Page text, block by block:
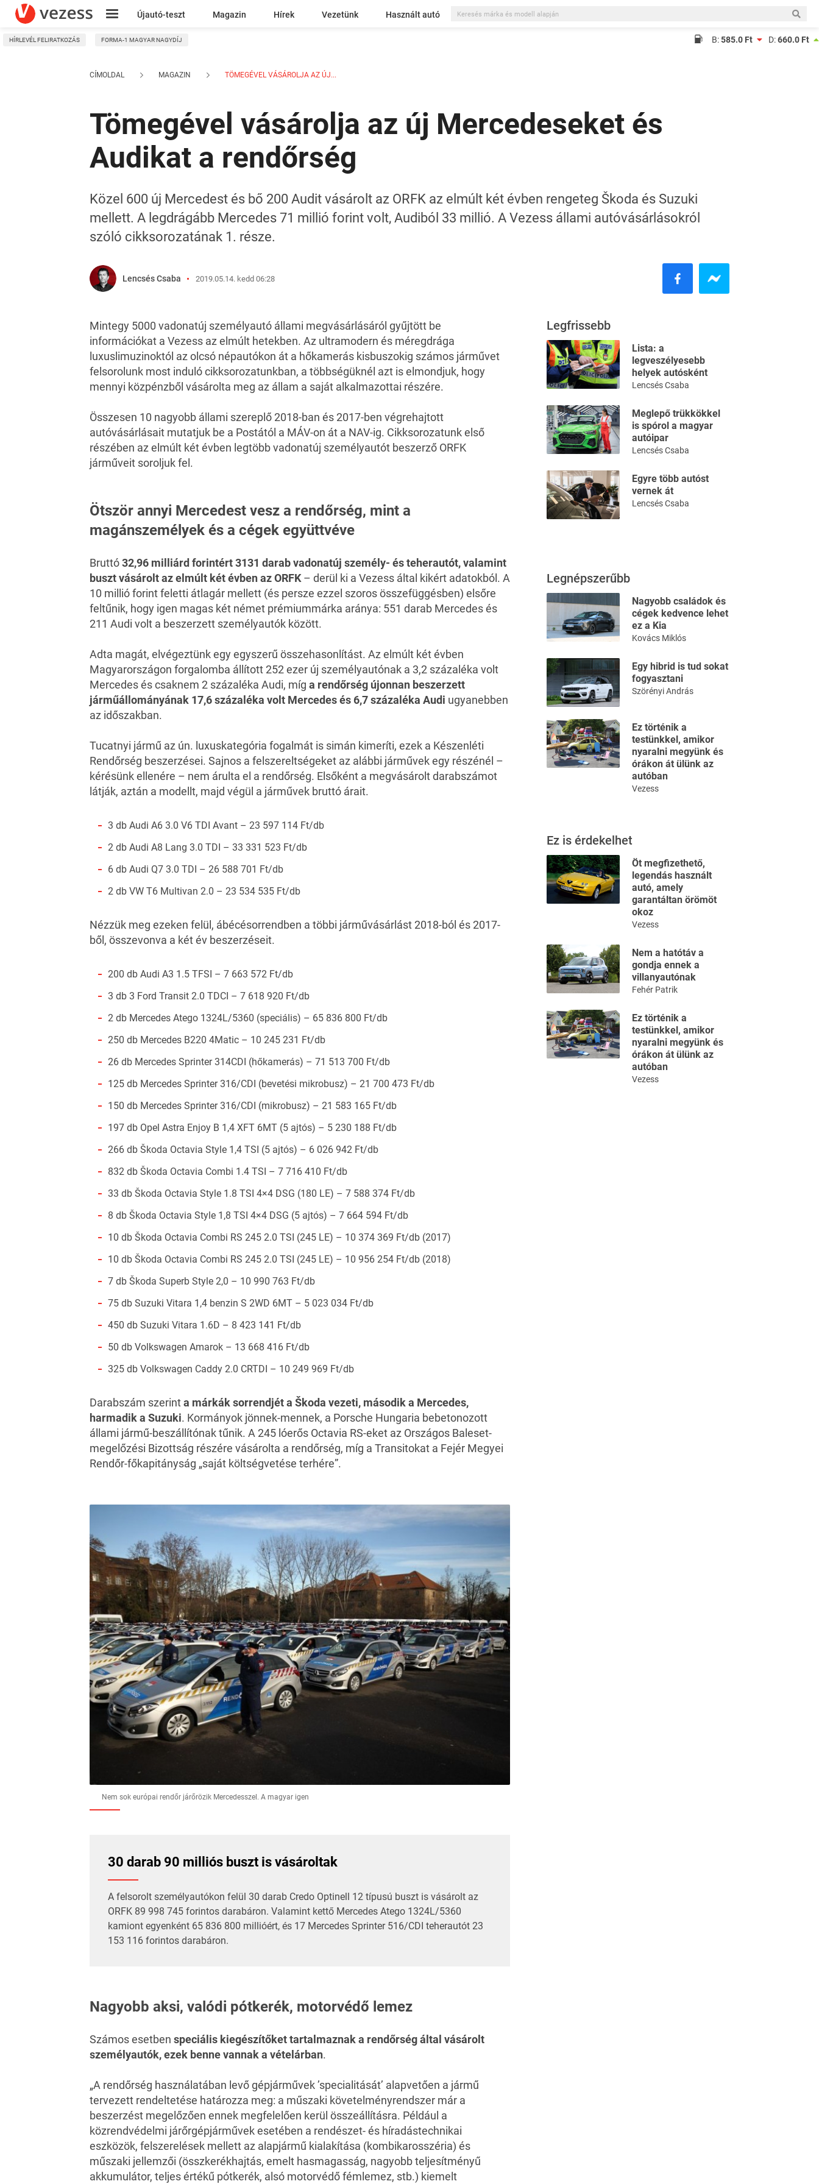
Újautó-teszt Magazin Hírek Vezetünk Használt autó
Kresz
HÍRLEVÉL FELIRATKOZÁS FORMA-1 MAGYAR NAGYDÍJ B:585.0 Ft D:660.0 Ft
CÍMOLDAL MAGAZIN TÖMEGÉVEL VÁSÁROLJA AZ ÚJ...
Tömegével vásárolja az új Mercedeseket és
Audikat a rendőrség
Közel 600 új Mercedest és bő 200 Audit vásárolt az ORFK az elmúlt két évben rengeteg Škoda és Suzuki
mellett. A legdrágább Mercedes 71 millió forint volt, Audiból 33 millió. A Vezess állami autóvásárlásokról
szóló cikksorozatának 1. része.
Lencsés Csaba 2019.05.14. kedd 06:28
Mintegy 5000 vadonatúj személyautó állami megvásárlásáról gyűjtött be
információkat a Vezess az elmúlt hetekben. Az ultramodern és méregdrága
luxuslimuzinoktól az olcsó népautókon át a hőkamerás kisbuszokig számos járművet
felsorolunk most induló cikksorozatunkban, a többségüknél azt is elmondjuk, hogy
mennyi közpénzből vásárolta meg az állam a saját alkalmazottai részére.
Összesen 10 nagyobb állami szereplő 2018-ban és 2017-ben végrehajtott
autóvásárlásait mutatjuk be a Postától a MÁV-on át a NAV-ig. Cikksorozatunk első
részében az elmúlt két évben legtöbb vadonatúj személyautót beszerző ORFK
járműveit soroljuk fel.
Ötször annyi Mercedest vesz a rendőrség, mint a
magánszemélyek és a cégek együttvéve
Bruttó32,96 milliárd forintért 3131 darab vadonatúj személy- és teherautót, valamint
buszt vásárolt az elmúlt két évben az ORFK – derül ki a Vezess által kikért adatokból. A
10 millió forint feletti átlagár mellett (és persze ezzel szoros összefüggésben) elsőre
feltűnik, hogy igen magas két német prémiummárka aránya: 551 darab Mercedes és
211 Audi volt a beszerzett személyautók között.
Adta magát, elvégeztünk egy egyszerű összehasonlítást. Az elmúlt két évben
Magyarországon forgalomba állított 252 ezer új személyautónak a 3,2 százaléka volt
Mercedes és csaknem 2 százaléka Audi, míg a rendőrség újonnan beszerzett
járműállományának 17,6 százaléka volt Mercedes és 6,7 százaléka Audi ugyanebben
az időszakban.
Tucatnyi jármű az ún. luxuskategória fogalmát is simán kimeríti, ezek a Készenléti
Rendőrség beszerzései. Sajnos a felszereltségeket az alábbi járművek egy részénél –
kérésünk ellenére – nem árulta el a rendőrség. Elsőként a megvásárolt darabszámot
látják, aztán a modellt, majd végül a járművek bruttó árait.
3 db Audi A6 3.0 V6 TDI Avant – 23 597 114 Ft/db
2 db Audi A8 Lang 3.0 TDI – 33 331 523 Ft/db
6 db Audi Q7 3.0 TDI – 26 588 701 Ft/db
2 db VW T6 Multivan 2.0 – 23 534 535 Ft/db
Nézzük meg ezeken felül, ábécésorrendben a többi járművásárlást 2018-ból és 2017-
ből, összevonva a két év beszerzéseit.
200 db Audi A3 1.5 TFSI – 7 663 572 Ft/db
3 db 3 Ford Transit 2.0 TDCI – 7 618 920 Ft/db
2 db Mercedes Atego 1324L/5360 (speciális) – 65 836 800 Ft/db
250 db Mercedes B220 4Matic – 10 245 231 Ft/db
26 db Mercedes Sprinter 314CDI (hőkamerás) – 71 513 700 Ft/db
125 db Mercedes Sprinter 316/CDI (bevetési mikrobusz) – 21 700 473 Ft/db
150 db Mercedes Sprinter 316/CDI (mikrobusz) – 21 583 165 Ft/db
197 db Opel Astra Enjoy B 1,4 XFT 6MT (5 ajtós) – 5 230 188 Ft/db
266 db Škoda Octavia Style 1,4 TSI (5 ajtós) – 6 026 942 Ft/db
832 db Škoda Octavia Combi 1.4 TSI – 7 716 410 Ft/db
33 db Škoda Octavia Style 1.8 TSI 4×4 DSG (180 LE) – 7 588 374 Ft/db
8 db Škoda Octavia Style 1,8 TSI 4×4 DSG (5 ajtós) – 7 664 594 Ft/db
10 db Škoda Octavia Combi RS 245 2.0 TSI (245 LE) – 10 374 369 Ft/db (2017)
10 db Škoda Octavia Combi RS 245 2.0 TSI (245 LE) – 10 956 254 Ft/db (2018)
7 db Škoda Superb Style 2,0 – 10 990 763 Ft/db
75 db Suzuki Vitara 1,4 benzin S 2WD 6MT – 5 023 034 Ft/db
450 db Suzuki Vitara 1.6D – 8 423 141 Ft/db
50 db Volkswagen Amarok – 13 668 416 Ft/db
325 db Volkswagen Caddy 2.0 CRTDI – 10 249 969 Ft/db
Darabszám szerinta márkák sorrendjét a Škoda vezeti, második a Mercedes,
harmadik a Suzuki. Kormányok jönnek-mennek, a Porsche Hungaria bebetonozott
állami jármű-beszállítónak tűnik. A 245 lóerős Octavia RS-eket az Országos Baleset-
megelőzési Bizottság részére vásárolta a rendőrség, míg a Transitokat a Fejér Megyei
Rendőr-főkapitányság „saját költségvetése terhére”.
Nem sok európai rendőr járőrözik Mercedesszel. A magyar igen
30 darab 90 milliós buszt is vásároltak
A felsorolt személyautókon felül 30 darab Credo Optinell 12 típusú buszt is vásárolt az
ORFK 89 998 745 forintos darabáron. Valamint kettő Mercedes Atego 1324L/5360
kamiont egyenként 65 836 800 millióért, és 17 Mercedes Sprinter 516/CDI teherautót 23
153 116 forintos darabáron.
Nagyobb aksi, valódi pótkerék, motorvédő lemez
Számos esetben speciális kiegészítőket tartalmaznak a rendőrség által vásárolt
személyautók, ezek benne vannak a vételárban.
„A rendőrség használatában levő gépjárművek ’specialitását’ alapvetően a jármű
tervezett rendeltetése határozza meg: a műszaki követelményrendszer már a
beszerzést megelőzően ennek megfelelően kerül összeállításra. Például a
közrendvédelmi járőrgépjárművek esetében a rendészet- és híradástechnikai
eszközök, felszerelések mellett az alapjármű kialakítása (kombikarosszéria) és
műszaki jellemzői (összkerékhajtás, emelt hasmagasság, nagyobb teljesítményű
akkumulátor, teljes értékű pótkerék, alsó motorvédő fémlemez, stb.) kiemelt
Legfrissebb
Lista: a
legveszélyesebb
helyek autósként
Lencsés Csaba
Meglepő trükkökkel
is spórol a magyar
autóipar
Lencsés Csaba
Egyre több autóst
vernek át
Lencsés Csaba
Legnépszerűbb
Nagyobb családok és
cégek kedvence lehet
ez a Kia
Kovács Miklós
Egy hibrid is tud sokat
fogyasztani
Szörényi András
Ez történik a
testünkkel, amikor
nyaralni megyünk és
órákon át ülünk az
autóban
Vezess
Ez is érdekelhet
Öt megfizethető,
legendás használt
autó, amely
garantáltan örömöt
okoz
Vezess
Nem a hatótáv a
gondja ennek a
villanyautónak
Fehér Patrik
Ez történik a
testünkkel, amikor
nyaralni megyünk és
órákon át ülünk az
autóban
Vezess